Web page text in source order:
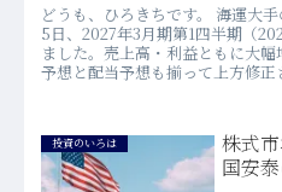
どうも、ひろきちです。 海運大
5日、2027年3月期第1四半期（
ました。売上高・利益ともに大
予想と配当予想も揃って上方修正
投資のいろは
株式
国安